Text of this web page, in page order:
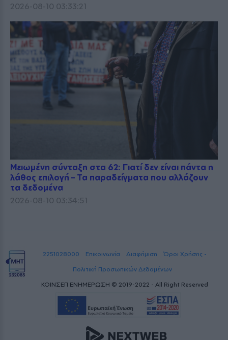
2026-08-10 03:33:21
Μειωμένη σύνταξη στα 62: Γιατί δεν είναι πάντα η
λάθος επιλογή – Τα παραδείγματα που αλλάζουν
τα δεδομένα
2026-08-10 03:34:51
2251028000 Επικοινωνία Διαφήμιση
Όροι Χρήσης -
Πολιτική Προσωπικών Δεδομένων
ΚΟΙΝΣΕΠ ΕΝΗΜΕΡΩΣΗ © 2019-2022 - All Right Reserved